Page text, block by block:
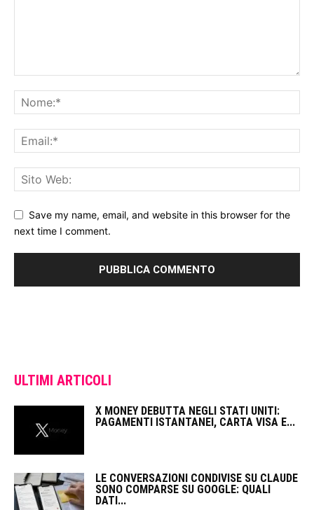
Save my name, email, and website in this browser for the
next time I comment.
ULTIMI ARTICOLI
X MONEY DEBUTTA NEGLI STATI UNITI:
PAGAMENTI ISTANTANEI, CARTA VISA E...
LE CONVERSAZIONI CONDIVISE SU CLAUDE
SONO COMPARSE SU GOOGLE: QUALI
DATI...